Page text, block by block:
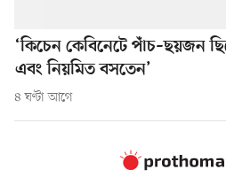
‘কিচেন কেবিনেটে পাঁচ–ছয়জন
এবং নিয়মিত বসতেন’
৪ ঘণ্টা আগে